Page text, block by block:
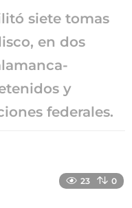
siete tomas
en dos
y
federales.
23 0